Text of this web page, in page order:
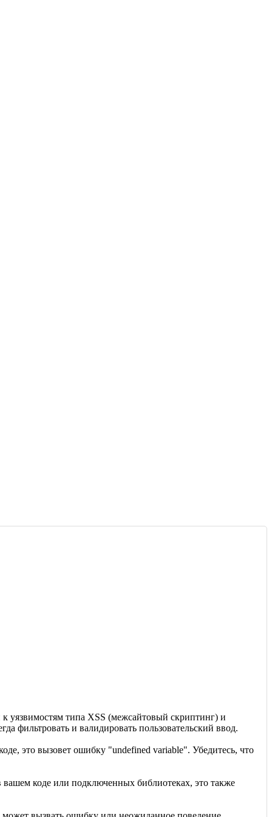
уязвимостям типа XSS (межсайтовый скриптинг) и
фильтровать и валидировать пользовательский ввод.
это вызовет ошибку "undefined variable". Убедитесь, что
коде или подключенных библиотеках, это также